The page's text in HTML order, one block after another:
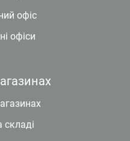
офіс
офіси
складі